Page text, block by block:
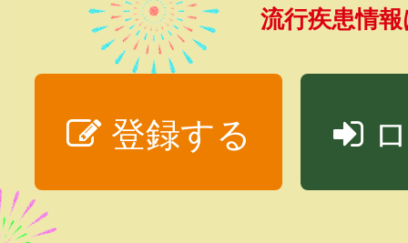
流行疾患情
登録する